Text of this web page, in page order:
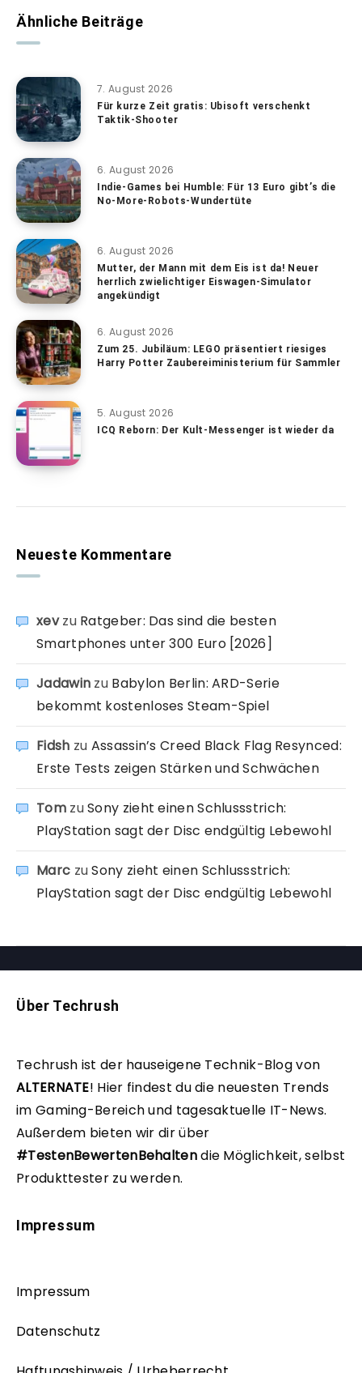
Ähnliche Beiträge
7. August 2026
Für kurze Zeit gratis: Ubisoft verschenkt
Taktik-Shooter
6. August 2026
Indie-Games bei Humble: Für 13 Euro gibt’s die
No-More-Robots-Wundertüte
6. August 2026
Mutter, der Mann mit dem Eis ist da! Neuer
herrlich zwielichtiger Eiswagen-Simulator
angekündigt
6. August 2026
Zum 25. Jubiläum: LEGO präsentiert riesiges
Harry Potter Zaubereiministerium für Sammler
5. August 2026
ICQ Reborn: Der Kult-Messenger ist wieder da
Neueste Kommentare
xevzu Ratgeber: Das sind die besten
Smartphones unter 300 Euro [2026]
Jadawin zu Babylon Berlin: ARD-Serie
bekommt kostenloses Steam-Spiel
Fidsh zu Assassin’s Creed Black Flag Resynced:
Erste Tests zeigen Stärken und Schwächen
TomzuSony zieht einen Schlussstrich:
PlayStation sagt der Disc endgültig Lebewohl
Marc zuSony zieht einen Schlussstrich:
PlayStation sagt der Disc endgültig Lebewohl
Über Techrush
Techrush ist der hauseigene Technik-Blog von
ALTERNATE! Hier findest du die neuesten Trends
im Gaming-Bereich und tagesaktuelle IT-News.
Außerdem bieten wir dir über
#TestenBewertenBehaltendie Möglichkeit, selbst
Produkttester zu werden.
Impressum
Impressum
Datenschutz